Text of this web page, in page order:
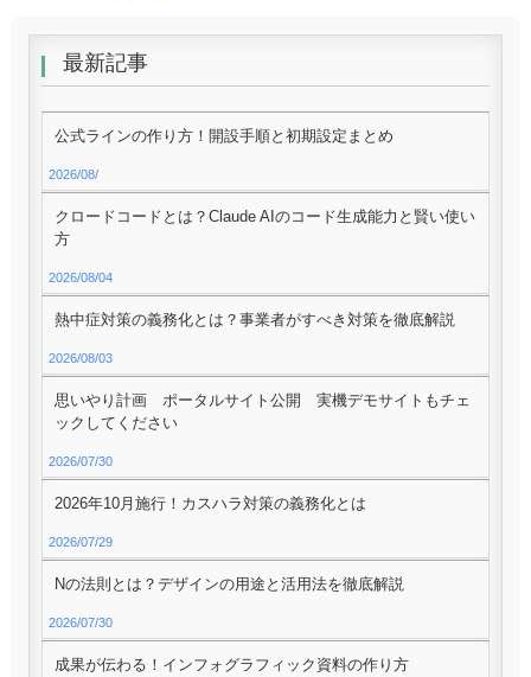
最新記事
公式ラインの作り方！開設手順と初期設定まとめ
2026/08/
クロードコードとは？Claude AIのコード生成能力と賢い使い
方
2026/08/04
熱中症対策の義務化とは？事業者がすべき対策を徹底解説
2026/08/03
思いやり計画 ポータルサイト公開 実機デモサイトもチェ
ックしてください
2026/07/30
2026年10月施行！カスハラ対策の義務化とは
2026/07/29
Nの法則とは？デザインの用途と活用法を徹底解説
2026/07/30
成果が伝わる！インフォグラフィック資料の作り方